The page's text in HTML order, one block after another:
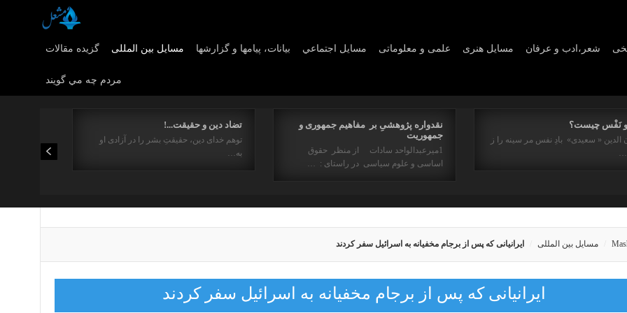
گزیده مقالات مسایل بین المللی بیانات، پیامها و گزارشها مسايل اجتماعي علمی و معلوماتی مسايل هنری شعر،ادب و عرفان
مردم چه مي گويند
تضاد دین و حقیقت...!
توهم خدای دین، حقیقتِ بشر را در آزادی او
به…
نقدواره پژوهشیِ بر مفاهیم جمهوری و
جمهوریت
1میرعبدالواحد سادات از منظر حقوق
اساسی و علوم سیاسی در راستای : …
و نَفْس چیست؟
الدین « سعیدی» بادِ نفس مر سینه را ز
مسایل بین المللی ایرانیانی که پس از برجام مخفیانه به اسرائیل سفر کردند
ایرانیانی که پس از برجام مخفیانه به اسرائیل سفر کردند